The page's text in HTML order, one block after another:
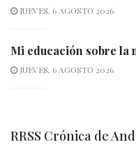
JUEVES, 6 AGOSTO 2026
Mi educación sobre la
JUEVES, 6 AGOSTO 2026
RRSS Crónica de